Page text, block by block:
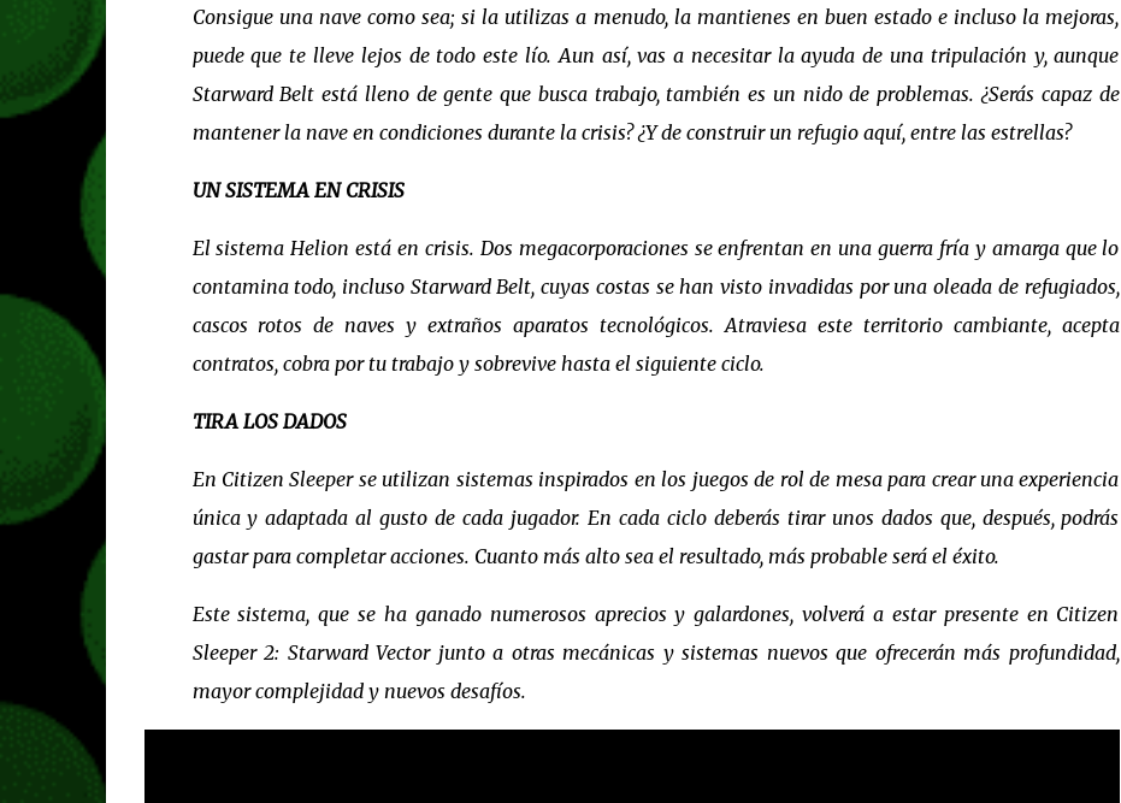
Consigue una nave como sea; si la utilizas a menudo, la mantienes en buen estado e incluso la mejoras,
puede que te lleve lejos de todo este lío. Aun así, vas a necesitar la ayuda de una tripulación y, aunque
Starward Belt está lleno de gente que busca trabajo, también es un nido de problemas. ¿Serás capaz de
mantener la nave en condiciones durante la crisis? ¿Y de construir un refugio aquí, entre las estrellas?
UN SISTEMA EN CRISIS
El sistema Helion está en crisis. Dos megacorporaciones se enfrentan en una guerra fría y amarga que lo
contamina todo, incluso Starward Belt, cuyas costas se han visto invadidas por una oleada de refugiados,
cascos rotos de naves y extraños aparatos tecnológicos. Atraviesa este territorio cambiante, acepta
contratos, cobra por tu trabajo y sobrevive hasta el siguiente ciclo.
TIRA LOS DADOS
En Citizen Sleeper se utilizan sistemas inspirados en los juegos de rol de mesa para crear una experiencia
única y adaptada al gusto de cada jugador. En cada ciclo deberás tirar unos dados que, después, podrás
gastar para completar acciones. Cuanto más alto sea el resultado, más probable será el éxito.
Este sistema, que se ha ganado numerosos aprecios y galardones, volverá a estar presente en Citizen
Sleeper 2: Starward Vector junto a otras mecánicas y sistemas nuevos que ofrecerán más profundidad,
mayor complejidad y nuevos desafíos.